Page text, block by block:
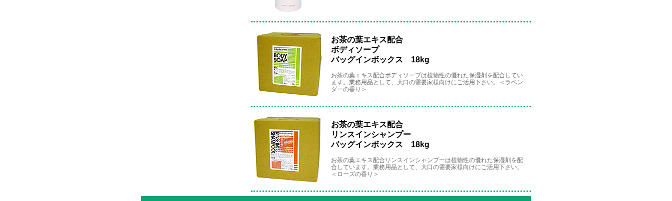
お茶の葉エキス配合
ボディソープ
バッグインボックス 18kg
お茶の葉エキス配合ボディソープは植物性の優れた保湿剤を配合してい
ます。業務用品として、大口の需要家様向けにご活用下さい。＜ラベン
ダーの香り＞
お茶の葉エキス配合
リンスインシャンプー
バッグインボックス 18kg
お茶の葉エキス配合リンスインシャンプーは植物性の優れた保湿剤を配
合しています。業務用品として、大口の需要家様向けにご活用下さい。
＜ローズの香り＞